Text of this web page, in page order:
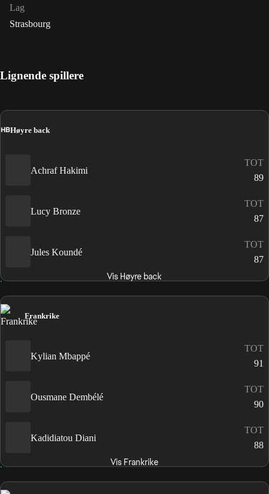
Lag
Strasbourg
Lignende spillere
HBHøyre back
Achraf Hakimi
TOT
89
Lucy Bronze
TOT
87
Jules Koundé
TOT
87
Vis Høyre back
Frankrike
Kylian Mbappé
TOT
91
Ousmane Dembélé
TOT
90
Kadidiatou Diani
TOT
88
Vis Frankrike